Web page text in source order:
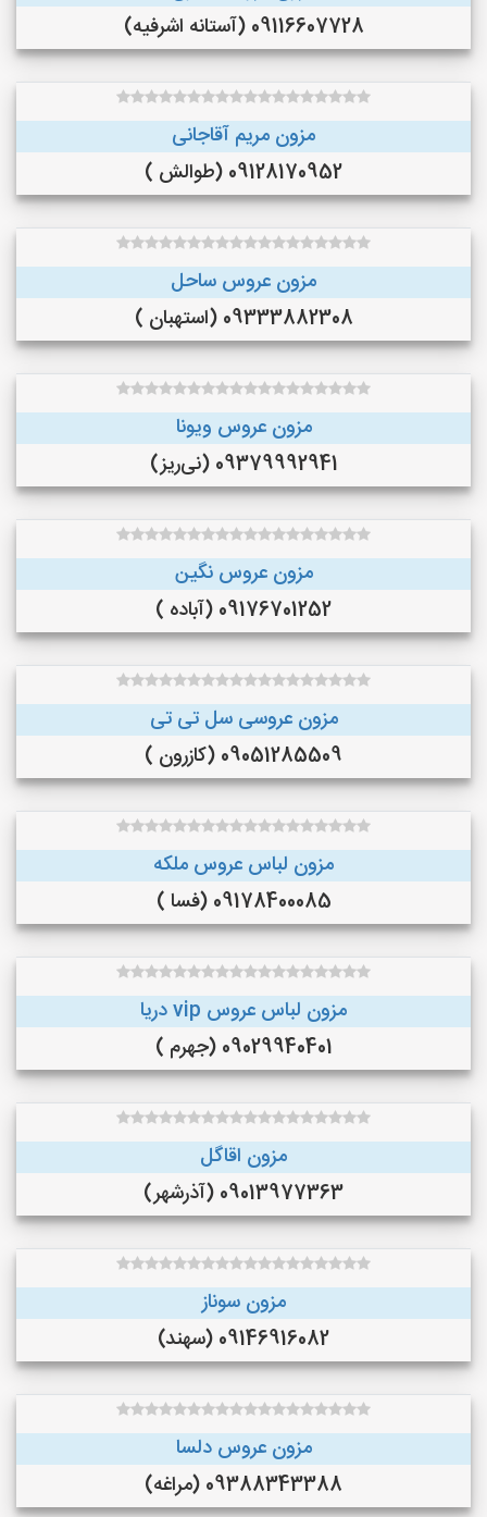
09116607728 (آستانه اشرفیه)
مزون مریم آقاجانی
09128170952 (طوالش )
مزون عروس ساحل
09333882308 (استهبان )
مزون عروس ویونا
09379992941 (نی‌ریز)
مزون عروس نگین
09176701252 (آباده )
مزون عروسی سل تی تی
09051285509 (کازرون )
مزون لباس عروس ملکه
09178400085 (فسا )
مزون لباس عروس vip دریا
09029940401 (جهرم )
مزون اقاگل
09013977363 (آذرشهر)
مزون سوناز
09146916082 (سهند)
مزون عروس دلسا
09388343388 (مراغه)